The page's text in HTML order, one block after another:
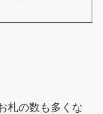
札の数も多くな